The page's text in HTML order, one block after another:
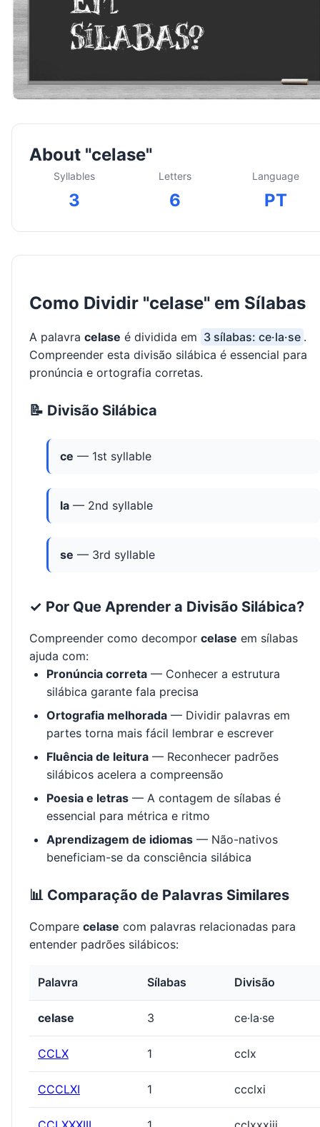
About "celase"
Syllables
3
Letters
6
Language
PT
Como Dividir "celase" em Sílabas
A palavra celase é dividida em 3 sílabas: ce·la·se .
Compreender esta divisão silábica é essencial para
pronúncia e ortografia corretas.
📝 Divisão Silábica
ce — 1st syllable
la — 2nd syllable
se — 3rd syllable
✓ Por Que Aprender a Divisão Silábica?
Compreender como decompor celase em sílabas
ajuda com:
Pronúncia correta — Conhecer a estrutura
silábica garante fala precisa
Ortografia melhorada — Dividir palavras em
partes torna mais fácil lembrar e escrever
Fluência de leitura — Reconhecer padrões
silábicos acelera a compreensão
Poesia e letras — A contagem de sílabas é
essencial para métrica e ritmo
Aprendizagem de idiomas — Não-nativos
beneficiam-se da consciência silábica
📊 Comparação de Palavras Similares
Compare celase com palavras relacionadas para
entender padrões silábicos:
Palavra Sílabas Divisão
celase 3 ce·la·se
CCLX 1 cclx
CCCLXI 1 ccclxi